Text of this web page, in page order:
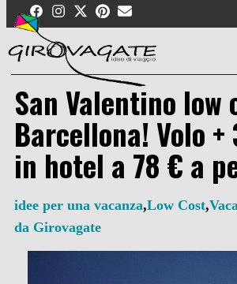
content
San Valentino low
Barcellona! Volo
in hotel a 78 € a
idee per una vacanza,Low Cost,
da Girovagate